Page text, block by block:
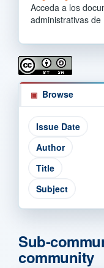
Acceda a los
administrativas de
Browse
Sub-
community